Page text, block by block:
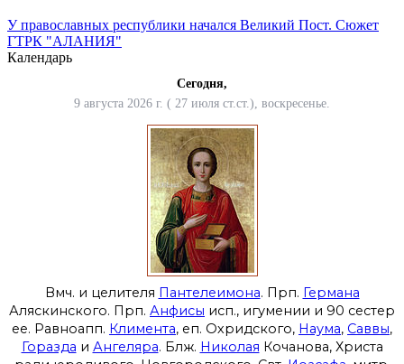
У православных республики начался Великий Пост. Сюжет
ГТРК "АЛАНИЯ"
Календарь
Сегодня,
9 августа 2026 г. ( 27 июля ст.ст.), воскресенье.
Вмч. и целителя Пантелеимона. Прп. Германа
Аляскинского. Прп. Анфисы исп., игумении и 90 сестер
ее. Равноапп. Климента, еп. Охридского, Наума, Саввы,
Горазда и Ангеляра. Блж. Николая Кочанова, Христа